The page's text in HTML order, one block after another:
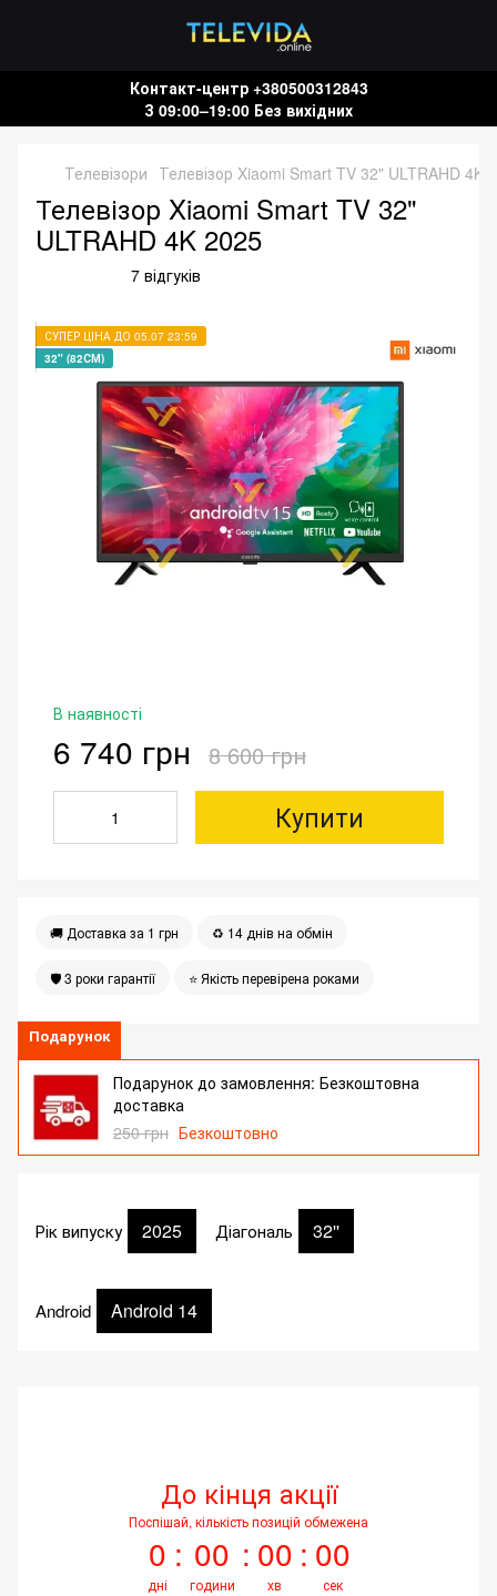
Контакт-центр +380500312843
З 09:00–19:00 Без вихідних
Телевізори Телевізор Xiaomi Smart TV 32" ULTRAHD 4K
Телевізор Xiaomi Smart TV 32"
ULTRAHD 4K 2025
7 відгуків
СУПЕР ЦІНА ДО 05.07 23:59
32" (82СМ)
В наявності
6 740 грн 8 600 грн
Купити
🚚 Доставка за 1 грн ♻️ 14 днів на обмін
🛡 3 роки гарантії ⭐️ Якість перевірена роками
Подарунок
Подарунок до замовлення: Безкоштовна
доставка
250 грн Безкоштовно
Рік випуску 2025 Діагональ 32''
Android Android 14
До кінця акції
Поспішай, кількість позицій обмежена
0
дні
00
години
00
хв
00
сек